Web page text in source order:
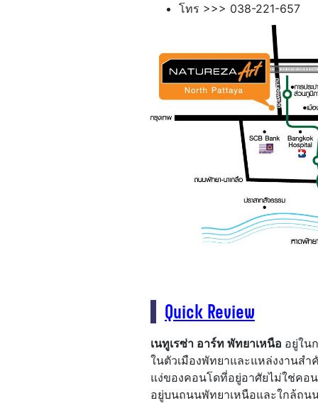
โทร >>> 038-221-657
Quick Review
เนทูเรซ่า อาร์ท พัทยาเหนือ อยู่ใน
ในตัวเมืองพัทยาและแหล่งงานส
แง่ของคอนโดที่อยู่อาศัยไม่ใช่คอ
อยู่บนถนนพัทยาเหนือและใกล้ถน